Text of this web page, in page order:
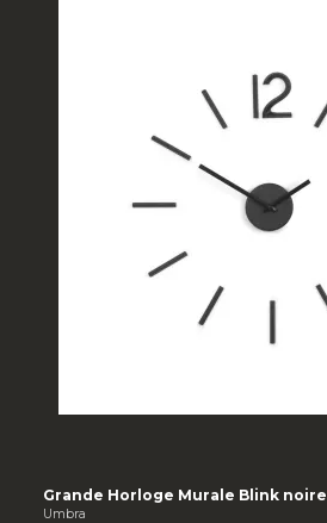
Grande Horloge Murale Blink noire
Umbra